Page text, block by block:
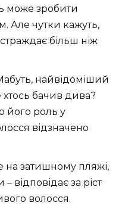
може зробити
Але чутки кажуть,
більш ніж
найвідоміший
хтось бачив дива?
його роль у
відзначено
на затишному пляжі,
відповідає за ріст
волосся.